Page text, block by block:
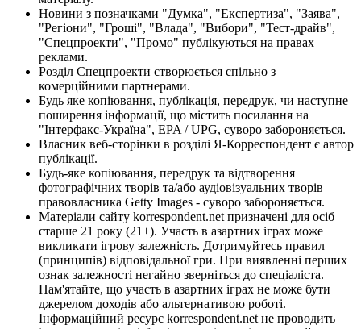
Новини з позначками "Думка", "Експертиза", "Заява",
"Регіони", "Гроші", "Влада", "Вибори", "Тест-драйв",
"Спецпроекти", "Промо" публікуються на правах
реклами.
Розділ Спецпроекти створюється спільно з
комерційними партнерами.
Будь яке копіювання, публікація, передрук, чи наступне
поширення інформації, що містить посилання на
"Інтерфакс-Україна", EPA / UPG, суворо забороняється.
Власник веб-сторінки в розділі Я-Корреспондент є автор
публікації.
Будь-яке копіювання, передрук та відтворення
фотографічних творів та/або аудіовізуальних творів
правовласника Getty Images - суворо забороняється.
Матеріали сайту korrespondent.net призначені для осіб
старше 21 року (21+). Участь в азартних іграх може
викликати ігрову залежність. Дотримуйтесь правил
(принципів) відповідальної гри. При виявленні перших
ознак залежності негайно зверніться до спеціаліста.
Пам'ятайте, що участь в азартних іграх не може бути
джерелом доходів або альтернативою роботі.
Інформаційний ресурс korrespondent.net не проводить